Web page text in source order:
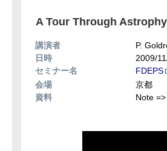
A Tour Through
講演者
P.
日時
2009/
セミナー名
FDEPS
会場
京都
資料
Note